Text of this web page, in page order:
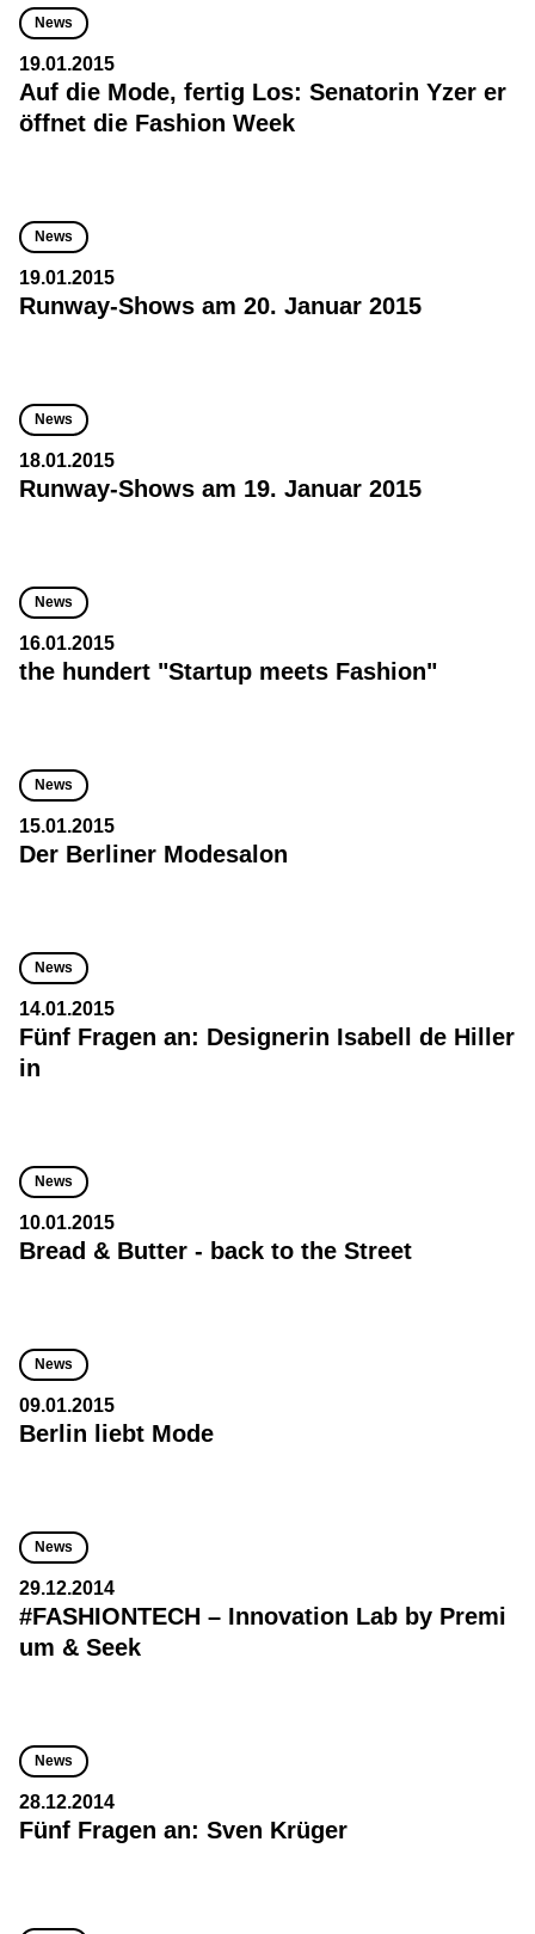
News
19.01.2015
Auf die Mode, fertig Los: Senatorin Yzer er
öffnet die Fashion Week
News
19.01.2015
Runway-Shows am 20. Januar 2015
News
18.01.2015
Runway-Shows am 19. Januar 2015
News
16.01.2015
the hundert "Startup meets Fashion"
News
15.01.2015
Der Berliner Modesalon
News
14.01.2015
Fünf Fragen an: Designerin Isabell de Hiller
in
News
10.01.2015
Bread & Butter - back to the Street
News
09.01.2015
Berlin liebt Mode
News
29.12.2014
#FASHIONTECH – Innovation Lab by Premi
um & Seek
News
28.12.2014
Fünf Fragen an: Sven Krüger